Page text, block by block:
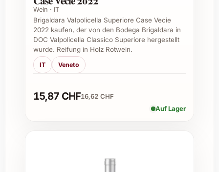
am besten lagern?
Der Wein sollte kühl, dunkel und liegend
bei etwa 12-16 °C gelagert werden, um
seine Frische und Aromen bestmöglich zu
erhalten.
Welche Speisen passen besonders gut zu diesem
hellem Geflügel und mediterran
Wein · IT
Brigaldara Valpolicella Superiore Case Vecie
2022 kaufen, der von den Bodega Brigaldara in
DOC Valpolicella Classico Superiore hergestellt
wurde. Reifung in Holz Rotwein.
IT Veneto
15,87 CHF16,62 CHF
Auf Lager